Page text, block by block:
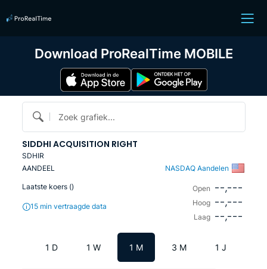
Zoek grafiek...
SIDDHI ACQUISITION RIGHT
SDHIR
AANDEEL
NASDAQ Aandelen
Laatste koers ()
15 min vertraagde data
Open --,---
Hoog --,---
Laag --,---
1 D 1 W 1 M 3 M 1 J
Download ProRealTime MOBILE